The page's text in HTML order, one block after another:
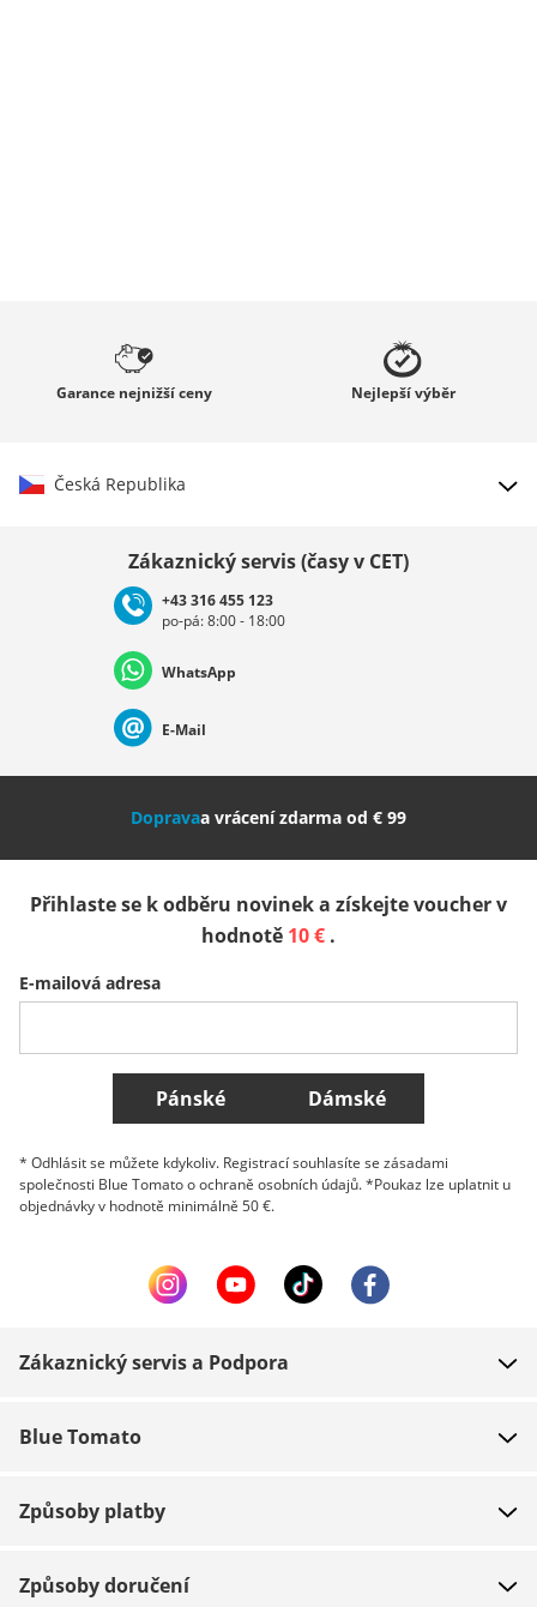
Garance nejnižší ceny Nejlepšívýběr
Česká Republika
Deutschland Österreich
Nederland Italia (Italiano) Italien (Deutsch)
Slovenija
Belgique (Français) Danmark Norge
Všechny země
Zákaznický servis (časy v CET)
+43 316 455 123
po-pá: 8:00 - 18:00
WhatsApp
E-Mail
Dopravaa vrácení zdarma od € 99
Přihlaste se k odběru novinek a získejte voucher v
hodnotě 10 € .
E-mailová adresa
Pánské Dámské
* Odhlásit se můžete kdykoliv. Registrací souhlasíte se zásadami
společnosti Blue Tomato o ochraně osobních údajů. *Poukaz lze uplatnit u
objednávky v hodnotě minimálně 50 €.
Zákaznický servis a Podpora
Platba
Navrácení zboží
Blue Tomato
Práce
Způsoby platby
Způsoby doručení